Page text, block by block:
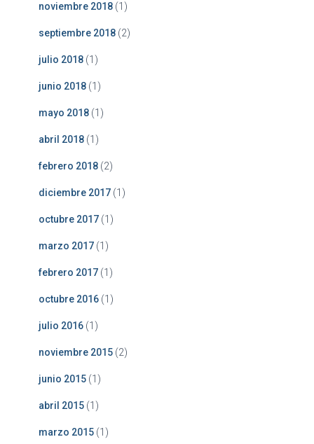
noviembre 2018 (1)
septiembre 2018 (2)
julio 2018 (1)
junio 2018 (1)
mayo 2018 (1)
abril 2018 (1)
febrero 2018 (2)
diciembre 2017 (1)
octubre 2017 (1)
marzo 2017 (1)
febrero 2017 (1)
octubre 2016 (1)
julio 2016 (1)
noviembre 2015 (2)
junio 2015 (1)
abril 2015 (1)
marzo 2015 (1)